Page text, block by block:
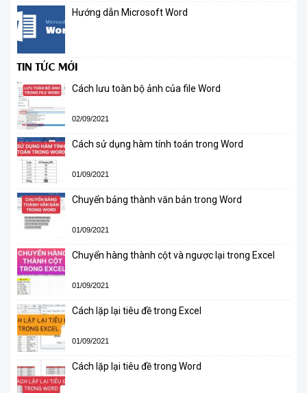
Hướng dẫn Microsoft Word
TIN TỨC MỚI
Cách lưu toàn bộ ảnh của file Word
02/09/2021
Cách sử dụng hàm tính toán trong Word
01/09/2021
Chuyển bảng thành văn bản trong Word
01/09/2021
Chuyển hàng thành cột và ngược lại trong Excel
01/09/2021
Cách lặp lại tiêu đề trong Excel
01/09/2021
Cách lặp lại tiêu đề trong Word